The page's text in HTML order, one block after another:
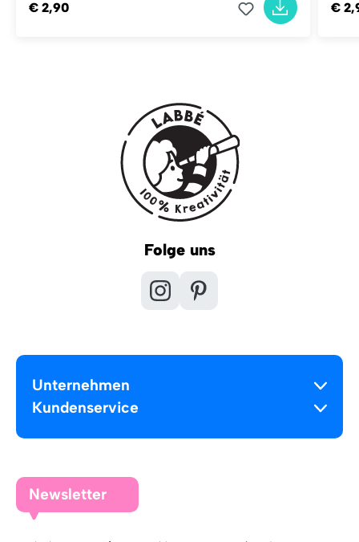
€ 2,90 €
Folge uns
Unternehmen
Kundenservice
Newsletter